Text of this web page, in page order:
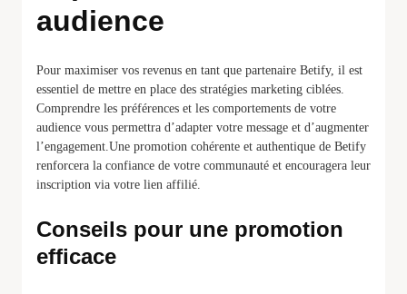
audience
Pour maximiser vos revenus en tant que partenaire Betify, il est
essentiel de mettre en place des stratégies marketing ciblées.
Comprendre les préférences et les comportements de votre
audience vous permettra d’adapter votre message et d’augmenter
l’engagement.Une promotion cohérente et authentique de Betify
renforcera la confiance de votre communauté et encouragera leur
inscription via votre lien affilié.
Conseils pour une promotion
efficace